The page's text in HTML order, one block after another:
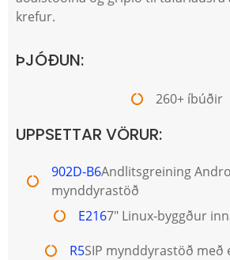
krefur.
ÞJÓÐUN:
260+ íbúðir
UPPSETTAR VÖRUR:
902D-B6Andlitsgreining
mynddyrastöð
E2167" Linux-byggður
R5SIP mynddyrastöð með